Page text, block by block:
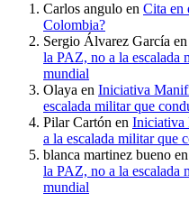
Carlos angulo en Cita en
Colombia?
Sergio Álvarez García en
la PAZ, no a la escalada
mundial
Olaya en Iniciativa
escalada militar que
Pilar Cartón en Iniciativa
a la escalada militar que
blanca martinez bueno en
la PAZ, no a la escalada
mundial